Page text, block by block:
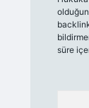
süre